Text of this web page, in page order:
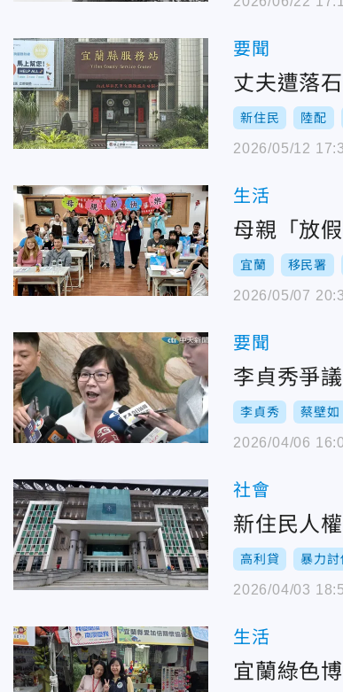
要聞
丈夫遭落
新住民 陸配
2026/05/12
生活
母親「放
宜蘭 移民署
2026/05/07
要聞
李貞秀爭
李貞秀 蔡壁如
2026/04/06
社會
新住民人
高利貸 暴力討
2026/04/03
生活
宜蘭綠色